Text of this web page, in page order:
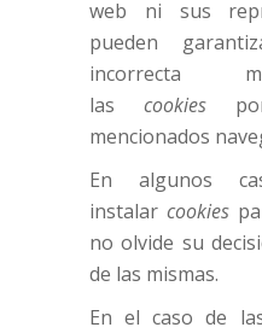
web ni sus
pueden
incorrecta
las cookies
mencionados
En algunos
instalar cookies
no olvide su
de las mismas.
En el caso de